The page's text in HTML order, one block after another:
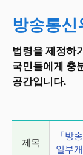
방송통신
법령을 제정하
국민들에게 충
공간입니다.
게시글 상세 정보
제목
「방
일부